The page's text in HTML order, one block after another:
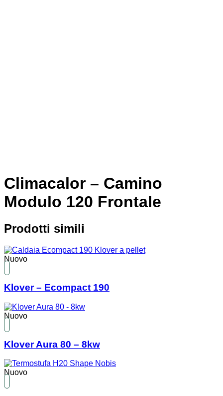
Climacalor – Camino
Modulo 120 Frontale
Prodotti simili
Nuovo
Klover – Ecompact 190
Nuovo
Klover Aura 80 – 8kw
Nuovo